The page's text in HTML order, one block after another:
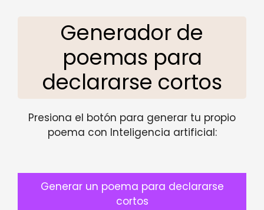
Generador de
poemas para
declararse cortos
Presiona el botón para generar tu propio
poema con Inteligencia artificial:
Generar un poema para declararse
cortos